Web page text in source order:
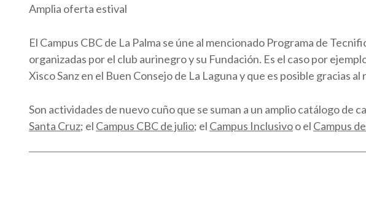
Amplia oferta estival
El Campus CBC de La Palma se úne al mencionado Programa de
organizadas por el club aurinegro y su Fundación. Es el caso por
Xisco Sanz en el Buen Consejo de La Laguna y que es posible gracias
Son actividades de nuevo cuño que se suman a un amplio catálogo de
Santa Cruz; el Campus CBC de julio; el Campus Inclusivoo el Campus